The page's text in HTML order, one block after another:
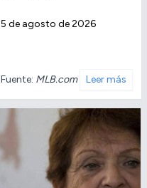
5 de agosto de 2026
Fuente: MLB.com Leer más